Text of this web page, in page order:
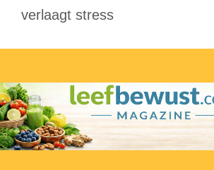
verlaagt stress